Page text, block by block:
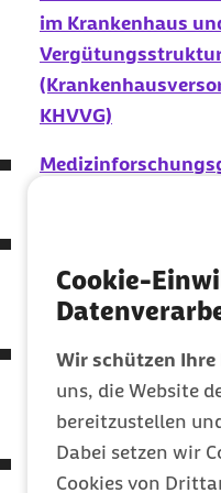
Cookie-
Wir schützen Ihre
uns, die Website
bereitzustellen
Dabei setzen wir
Cookies von
gestellt.
Die Kalkulation der in der
zudem intransparent: Es
ambulanten und stationären
Berechnung der
nicht bekannt ist.
im Krankenhaus
KHVVG)
Gesetz zur
Versorgung durch
Gesetz zur
des
(Digital-Gesetz –
Gesetz zur